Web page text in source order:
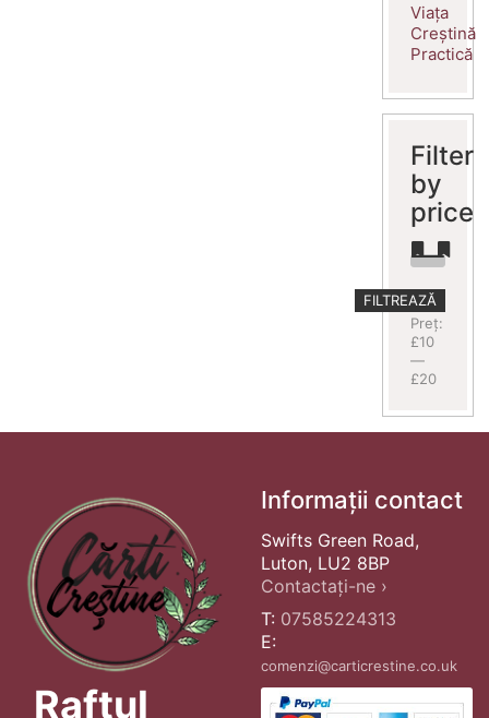
Viața
Creștină
Practică
Filter
by
price
Preț
minim
Preț
maxim
FILTREAZĂ
Preț:
£10
—
£20
Raftul
Informații contact
Swifts Green Road,
Luton, LU2 8BP
Contactați-ne ›
T: 07585224313
E:
comenzi@carticrestine.co.uk